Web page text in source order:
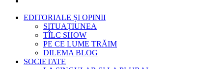
EDITORIALE ȘI OPINII
SITUAȚIUNEA
TÎLC SHOW
PE CE LUME TRĂIM
DILEMA BLOG
SOCIETATE